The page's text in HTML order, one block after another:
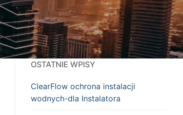
OSTATNIE WPISY
ClearFlow ochrona instalacji
wodnych-dla Instalatora